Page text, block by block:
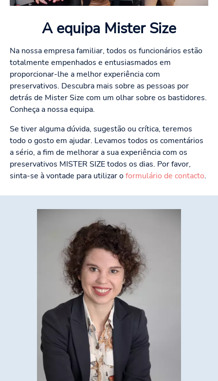
A equipa Mister Size
Na nossa empresa familiar, todos os funcionários estão
totalmente empenhados e entusiasmados em
proporcionar-lhe a melhor experiência com
preservativos. Descubra mais sobre as pessoas por
detrás de Mister Size com um olhar sobre os bastidores.
Conheça a nossa equipa.
Se tiver alguma dúvida, sugestão ou crítica, teremos
todo o gosto em ajudar. Levamos todos os comentários
a sério, a fim de melhorar a sua experiência com os
preservativos MISTER SIZE todos os dias. Por favor,
sinta-se à vontade para utilizar oformulário de contacto.